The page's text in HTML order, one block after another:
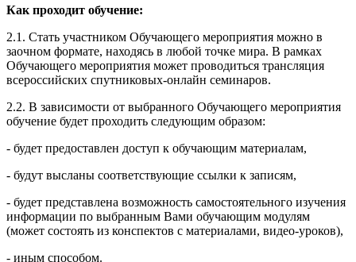
Как проходит обучение:
2.1. Стать участником Обучающего мероприятия можно в
заочном формате, находясь в любой точке мира. В рамках
Обучающего мероприятия может проводиться трансляция
всероссийских спутниковых-онлайн семинаров.
2.2. В зависимости от выбранного Обучающего мероприятия
обучение будет проходить следующим образом:
- будет предоставлен доступ к обучающим материалам,
- будут высланы соответствующие ссылки к записям,
- будет представлена возможность самостоятельного изучения
информации по выбранным Вами обучающим модулям
(может состоять из конспектов с материалами, видео-уроков),
- иным способом.